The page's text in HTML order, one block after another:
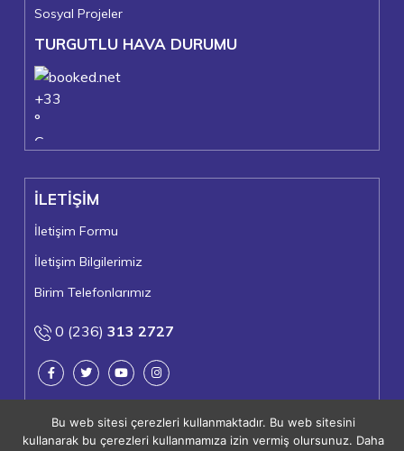
Sosyal Projeler
TURGUTLU HAVA DURUMU
+33
°
C
+24°
Turgutlu
Cumartesi, 08
İLETİŞİM
İletişim Formu
İletişim Bilgilerimiz
Birim Telefonlarımız
0 (236) 313 2727
Bu web sitesi çerezleri kullanmaktadır. Bu web sitesini
kullanarak bu çerezleri kullanmamıza izin vermiş olursunuz. Daha